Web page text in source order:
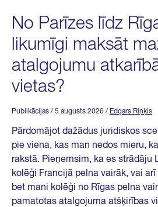
No Parīzes līdz
likumīgi maksāt
atalgojumu
vietas?
Publikācijas / 5 augusts 2026 / Edgars Riņķis
Pārdomājot dažādus juridiskos
pie viena, kas man nedos mieru,
rakstā. Pieņemsim, ka es strādāju
kolēģi Francijā pelna vairāk, vai
bet mani kolēģi no Rīgas pelna
pamatotas atalgojuma atšķirības